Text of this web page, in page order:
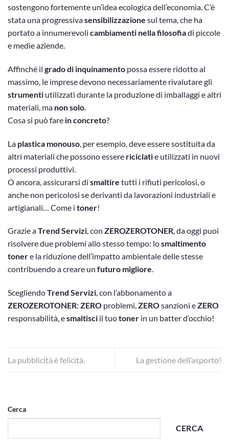
sostengono fortemente un’idea ecologica dell’economia. C’è
stata una progressivasensibilizzazione sul tema, che ha
portato a innumerevoli cambiamenti nella filosofiadi piccole
e medie aziende.
Affinché il grado di inquinamento possa essere ridotto al
massimo, le imprese devono necessariamente rivalutare gli
strumenti utilizzati durante la produzione di imballaggi e altri
materiali, ma non solo.
Cosa si può fare in concreto?
La plastica monouso , per esempio, deve essere sostituita da
altri materiali che possono essere riciclatie utilizzati in nuovi
processi produttivi.
O ancora, assicurarsi di smaltire tutti i rifiuti pericolosi, o
anche non pericolosi se derivanti da lavorazioni industriali e
artigianali… Come i toner!
Grazie aTrend Servizi, con ZEROZEROTONER, da oggi puoi
risolvere due problemi allo stesso tempo: losmaltimento
tonere la riduzione dell’impatto ambientale delle stesse
contribuendo a creare un futuro migliore.
ScegliendoTrend Servizi, con l’abbonamento a
ZEROZEROTONER: ZERO problemi,ZEROsanzioni eZERO
responsabilità, esmaltisci il tuotoner in un batter d’occhio!
La pubblicità è felicità. La gestione dell’asporto!
Cerca
CERCA